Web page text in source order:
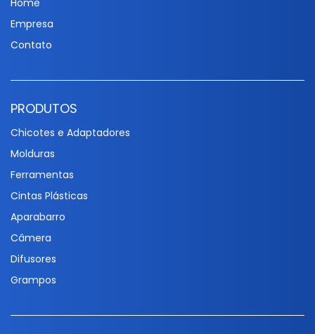
Home
Empresa
Contato
PRODUTOS
Chicotes e Adaptadores
Molduras
Ferramentas
Cintas Plásticas
Aparabarro
Câmera
Difusores
Grampos